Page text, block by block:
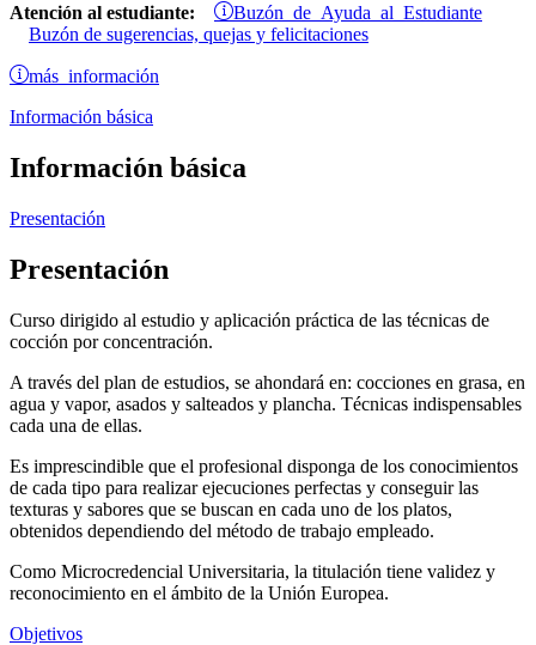
Atención al estudiante: Buzón de Ayuda al Estudiante
Buzón de sugerencias, quejas y felicitaciones
más información
Información básica
Información básica
Presentación
Presentación
Curso dirigido al estudio y aplicación práctica de las técnicas de
cocción por concentración.
A través del plan de estudios, se ahondará en: cocciones en grasa, en
agua y vapor, asados y salteados y plancha. Técnicas indispensables
cada una de ellas.
Es imprescindible que el profesional disponga de los conocimientos
de cada tipo para realizar ejecuciones perfectas y conseguir las
texturas y sabores que se buscan en cada uno de los platos,
obtenidos dependiendo del método de trabajo empleado.
Como Microcredencial Universitaria, la titulación tiene validez y
reconocimiento en el ámbito de la Unión Europea.
Objetivos